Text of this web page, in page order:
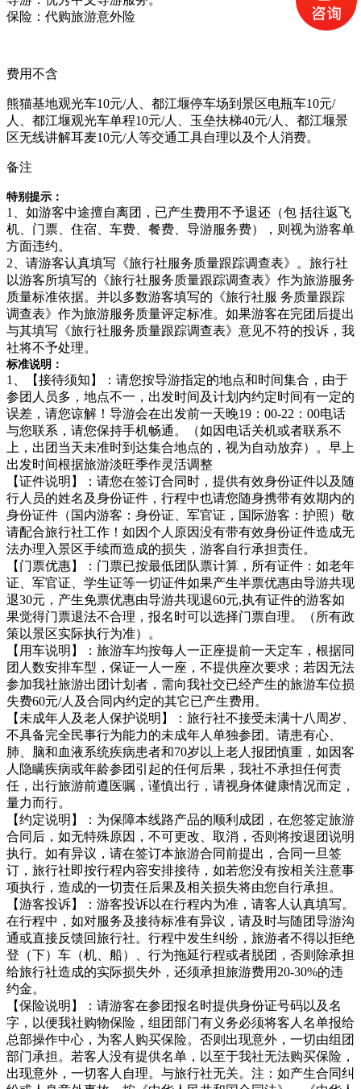
​保险： 代购旅游意外险
费用不含
熊猫基地观光车10元/人、都江堰停车场到景区电瓶车10元/
人、 都江堰观光车单程10元/人、玉垒扶梯40元/人、都江堰景
区无线讲解耳麦10元/人等交通工具自理 以及个人消费。
备注
特别提示：
1、如游客中途擅自离团，已产生费用不予退还（包 括往返飞
机、门票、住宿、车费、餐费、导游服务费），则视为游客单
方面违约。
2、请游客认真填写《旅行社服务质量跟踪调查表》。旅行社
以游客所填写的《旅行社服务质量跟踪调查表》作为旅游服务
质量标准依据。并以多数游客填写的《旅行社服 务质量跟踪
调查表》作为旅游服务质量评定标准。如果游客在完团后提出
与其填写《旅行社服务质量跟踪调查表》意见不符的投诉，我
社将不予处理。
标准说明：
1、【接待须知】：请您按导游指定的地点和时间集合，由于
参团人员多，地点不一，出发时间及计划内约定时间有一定的
误差，请您谅解！导游会在出发前一天晚19：00-22：00电话
与您联系，请您保持手机畅通。（如因电话关机或者联系不
上，出团当天未准时到达集合地点的，视为自动放弃）。早上
出发时间根据旅游淡旺季作灵活调整
【证件说明】：请您在签订合同时，提供有效身份证件以及随
行人员的姓名及身份证件，行程中也请您随身携带有效期内的
身份证件（国内游客：身份证、军官证，国际游客：护照）敬
请配合旅行社工作！如因个人原因没有带有效身份证件造成无
法办理入景区手续而造成的损失，游客自行承担责任。
【门票优惠】：门票已按最低团队票计算，所有证件：如老年
证、军官证、学生证等一切证件如果产生半票优惠由导游共现
退30元，产生免票优惠由导游共现退60元,执有证件的游客如
果觉得门票退法不合理，报名时可以选择门票自理。（所有政
策以景区实际执行为准）。
【用车说明】：旅游车均按每人一正座提前一天定车，根据同
团人数安排车型，保证一人一座，不提供座次要求；若因无法
参加我社旅游出团计划者，需向我社交已经产生的旅游车位损
失费60元/人及合同内约定的其它已产生费用。
【未成年人及老人保护说明】：旅行社不接受未满十八周岁、
不具备完全民事行为能力的未成年人单独参团。请患有心、
肺、脑和血液系统疾病患者和70岁以上老人报团慎重，如因客
人隐瞒疾病或年龄参团引起的任何后果，我社不承担任何责
任，出行旅游前遵医嘱，谨慎出行，请视身体健康情况而定，
量力而行。
【约定说明】：为保障本线路产品的顺利成团，在您签定旅游
合同后，如无特殊原因，不可更改、取消，否则将按退团说明
执行。如有异议，请在签订本旅游合同前提出，合同一旦签
订，旅行社即按行程内容安排接待，如若您没有按相关注意事
项执行，造成的一切责任后果及相关损失将由您自行承担。
【游客投诉】：游客投诉以在行程内为准，请客人认真填写。
在行程中，如对服务及接待标准有异议，请及时与随团导游沟
通或直接反馈回旅行社。行程中发生纠纷，旅游者不得以拒绝
登（下）车（机、船）、行为拖延行程或者脱团，否则除承担
给旅行社造成的实际损失外，还须承担旅游费用20-30%的违
约金。
【保险说明】：请游客在参团报名时提供身份证号码以及名
字，以便我社购物保险，组团部门有义务必须将客人名单报给
总部操作中心，为客人购买保险。否则出现意外，一切由组团
部门承担。若客人没有提供名单，以至于我社无法购买保险，
出现意外，一切客人自理。与旅行社无关。注：如产生合同纠